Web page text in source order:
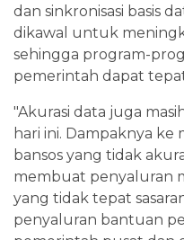
dan sinkronisasi basis
dikawal untuk
sehingga program-
pemerintah dapat tepat
"Akurasi data juga
hari ini. Dampaknya ke
bansos yang tidak
membuat penyaluran
yang tidak tepat
penyaluran bantuan